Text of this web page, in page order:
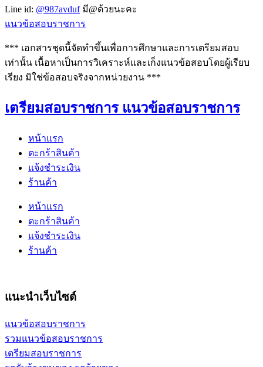
Line id: @987avdufมี@ด้วยนะคะ
แนวข้อสอบราชการ
*** เอกสารชุดนี้จัดทำขึ้นเพื่อการศึกษาและการเตรียมสอบ
เท่านั้น เนื้อหาเป็นการวิเคราะห์และเก็งแนวข้อสอบโดยผู้เรียบ
เรียง มิใช่ข้อสอบจริงจากหน่วยงาน ***
เตรียมสอบราชการ แนวข้อสอบราชการ
หน้าแรก
ตะกร้าสินค้า
แจ้งชำระเงิน
ร้านค้า
หน้าแรก
ตะกร้าสินค้า
แจ้งชำระเงิน
ร้านค้า
แนะนำเว็บไซต์
แนวข้อสอบราชการ
รวมแนวข้อสอบราชการ
เตรียมสอบราชการ